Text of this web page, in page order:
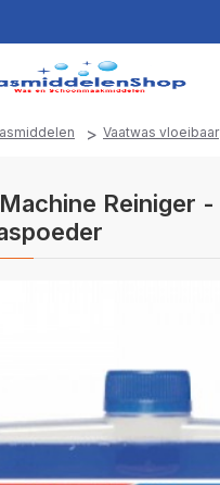
Vaatwas vloeibaar
Reiniger -